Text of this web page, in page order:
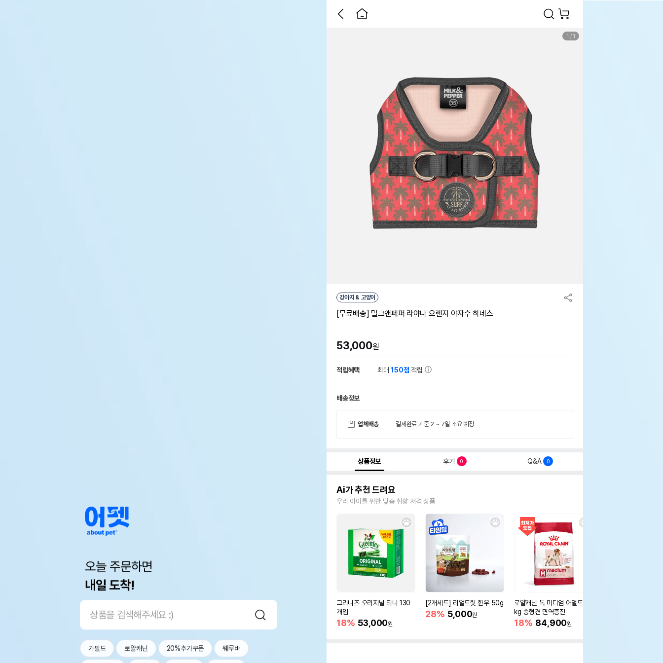
오늘 주문하면
내일 도착!
가필드 로얄캐닌 20%추가쿠폰 웨루바
1 / 1
강아지 & 고양이
[무료배송] 밀크앤페퍼 라야나 오렌지 야자수 하네스
53,000원
적립혜택 최대150점 적립
배송정보
업체배송 결제완료 기준 2 ~ 7일 소요 예정
상품정보 후기 0 Q&A 0
Ai가 추천 드려요
우리 아이를 위한 맞춤 취향 저격 상품
그리니즈 오리지널 티니 130
개입
18% 53,000원
[2개세트] 리얼트릿 한우 50g
28% 5,000원
로얄캐닌 독 미디엄 어덜트 10
kg 중형견 면역증진
18% 84,900원